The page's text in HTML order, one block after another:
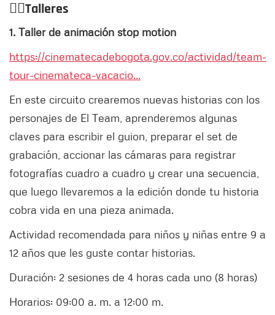
👉🏻Talleres
1. Taller de animación stop motion
https://cinematecadebogota.gov.co/actividad/team-
tour-cinemateca-vacacio...
En este circuito crearemos nuevas historias con los
personajes de El Team, aprenderemos algunas
claves para escribir el guion, preparar el set de
grabación, accionar las cámaras para registrar
fotografías cuadro a cuadro y crear una secuencia,
que luego llevaremos a la edición donde tu historia
cobra vida en una pieza animada.
Actividad recomendada para niños y niñas entre 9 a
12 años que les guste contar historias.
Duración: 2 sesiones de 4 horas cada uno (8 horas)
Horarios: 09:00 a. m. a 12:00 m.